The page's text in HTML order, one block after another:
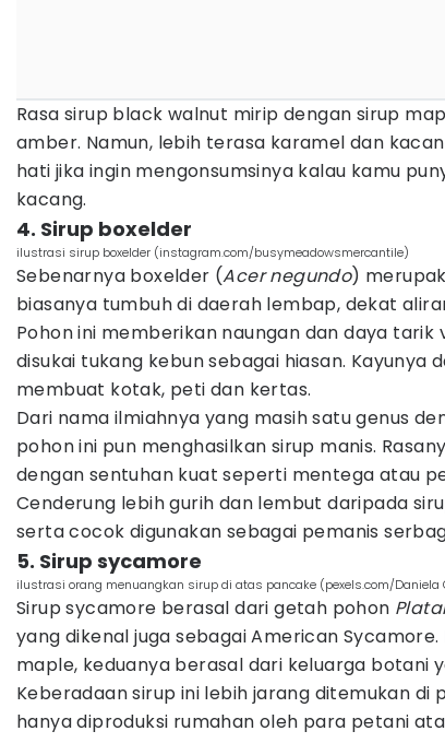
Rasa sirup black walnut mirip dengan sirup
amber. Namun, lebih terasa karamel dan
hati jika ingin mengonsumsinya kalau kamu
kacang.
4. Sirup boxelder
ilustrasi sirup boxelder (instagram.com/busymeadowsmercantile)
Sebenarnya boxelder (Acer negundo)
biasanya tumbuh di daerah lembap, dekat
Pohon ini memberikan naungan dan daya tarik
disukai tukang kebun sebagai hiasan. Kayunya
membuat kotak, peti dan kertas.
Dari nama ilmiahnya yang masih satu genus
pohon ini pun menghasilkan sirup manis.
dengan sentuhan kuat seperti mentega atau
Cenderung lebih gurih dan lembut daripada
serta cocok digunakan sebagai pemanis
5. Sirup sycamore
ilustrasi orang menuangkan sirup di atas pancake (pexels.com/Daniela
Sirup sycamore berasal dari getah pohon
yang dikenal juga sebagai American
maple, keduanya berasal dari keluarga botani
Keberadaan sirup ini lebih jarang ditemukan di
hanya diproduksi rumahan oleh para petani